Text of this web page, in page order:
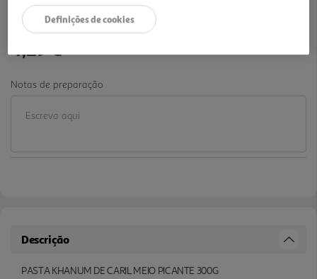
4,29 €
Notas de preparação
Descrição
PASTA KHANUM DE CARIL MEIO PICANTE 300G
Definições de cookies